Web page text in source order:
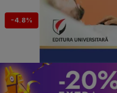
-4.8%